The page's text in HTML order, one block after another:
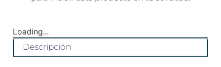
Loading...
Descripción